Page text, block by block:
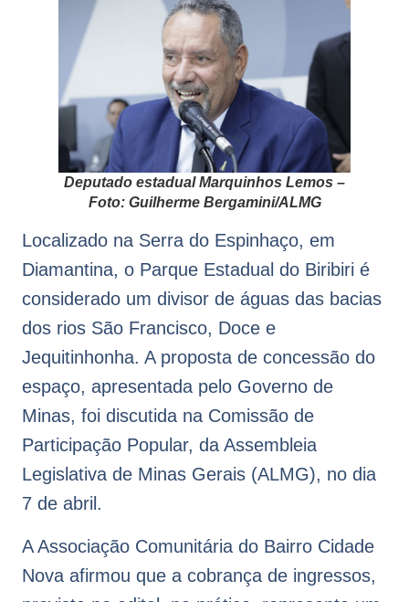
Deputado estadual Marquinhos Lemos –
Foto: Guilherme Bergamini/ALMG
Localizado na Serra do Espinhaço, em
Diamantina, o Parque Estadual do Biribiri é
considerado um divisor de águas das bacias
dos rios São Francisco, Doce e
Jequitinhonha. A proposta de concessão do
espaço, apresentada pelo Governo de
Minas, foi discutida na Comissão de
Participação Popular, da Assembleia
Legislativa de Minas Gerais (ALMG), no dia
7 de abril.
A Associação Comunitária do Bairro Cidade
Nova afirmou que a cobrança de ingressos,